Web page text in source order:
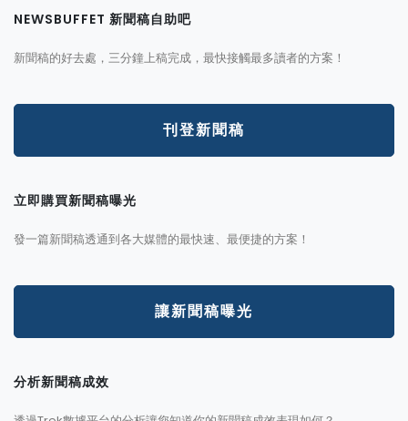
NEWSBUFFET 新聞稿自助吧
新聞稿的好去處，三分鐘上稿完成，最快接觸最多讀者的方案！
刊登新聞稿
立即購買新聞稿曝光
發一篇新聞稿透通到各大媒體的最快速、最便捷的方案！
讓新聞稿曝光
分析新聞稿成效